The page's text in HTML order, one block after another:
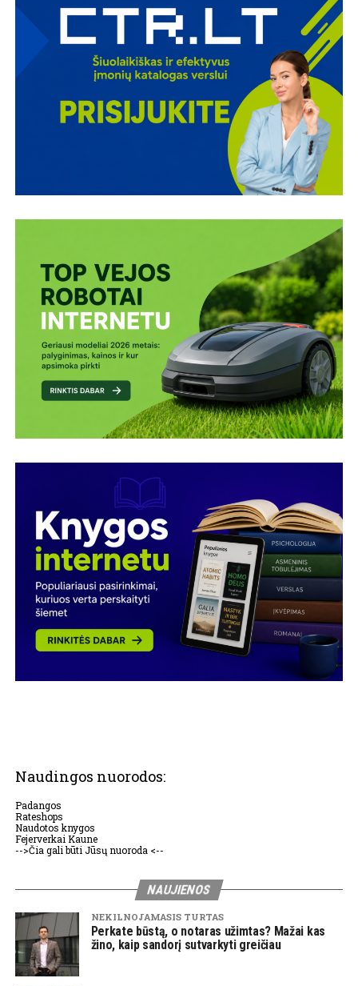
Naudingos nuorodos:
Padangos
Rateshops
Naudotos knygos
Fejerverkai Kaune
-->Čia gali būti Jūsų nuoroda <--
NAUJIENOS
NEKILNOJAMASIS TURTAS
Perkate būstą, o notaras užimtas? Mažai kas
žino, kaip sandorį sutvarkyti greičiau